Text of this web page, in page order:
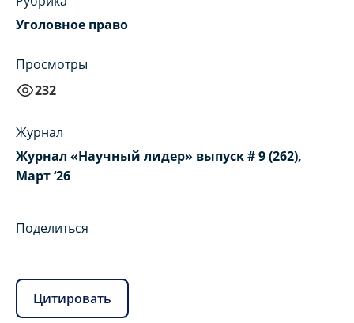
Уголовное право
Просмотры
232
Журнал
Журнал «Научный лидер» выпуск # 9 (262),
Март ‘26
Поделиться
Цитировать